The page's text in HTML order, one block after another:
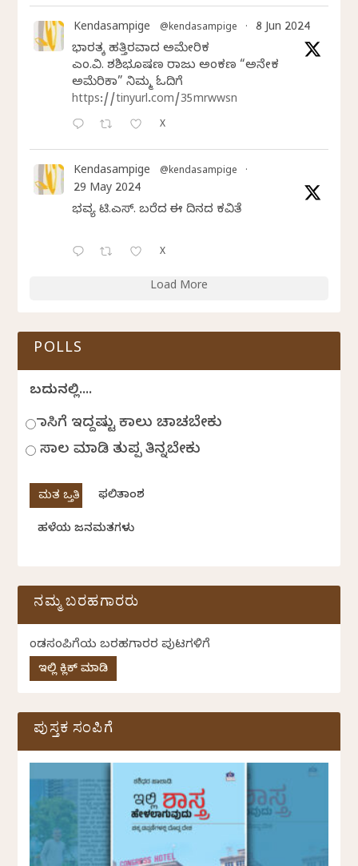
Kendasampige @kendasampige · 8 Jun 2024
ಭಾರತಕ್ಕೆ ಹತ್ತಿರವಾದ ಅಮೇರಿಕ
ಎಂ.ವಿ. ಶಶಿಭೂಷಣ ರಾಜು ಅಂಕಣ “ಅನೇಕ
ಅಮೆರಿಕಾ” ನಿಮ್ಮ ಓದಿಗೆ
https://tinyurl.com/35mrwwsn
X
Kendasampige @kendasampige ·
29 May 2024
ಭವ್ಯ ಟಿ.ಎಸ್. ಬರೆದ ಈ ದಿನದ ಕವಿತೆ
X
Load More
POLLS
ಬದುಕಿನಲ್ಲಿ....
ಹಾಸಿಗೆ ಇದ್ದಷ್ಟು ಕಾಲು ಚಾಚಬೇಕು
ಸಾಲ ಮಾಡಿ ತುಪ್ಪ ತಿನ್ನಬೇಕು
ಫಲಿತಾಂಶ
ಹಳೆಯ ಜನಮತಗಳು
ನಮ್ಮ ಬರಹಗಾರರು
ಕೆಂಡಸಂಪಿಗೆಯ ಬರಹಗಾರರ ಪುಟಗಳಿಗೆ
ಇಲ್ಲಿ ಕ್ಲಿಕ್ ಮಾಡಿ
ಪುಸ್ತಕ ಸಂಪಿಗೆ